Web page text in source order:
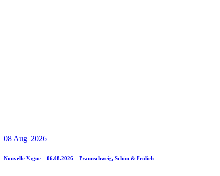
08 Aug. 2026
Nouvelle Vague – 06.08.2026 – Braunschweig, Schön & Frölich